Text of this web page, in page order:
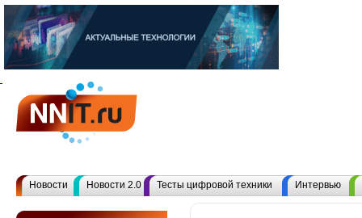
Новости Новости 2.0 Тесты цифровой техники Интервью